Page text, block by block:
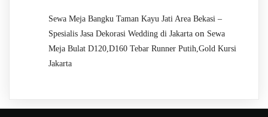
Sewa Meja Bangku Taman Kayu Jati Area Bekasi –
Spesialis Jasa Dekorasi Wedding di Jakarta on Sewa
Meja Bulat D120,D160 Tebar Runner Putih,Gold Kursi
Jakarta